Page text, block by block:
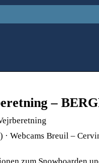
–
Webcams Breuil –
zum Snowboarden